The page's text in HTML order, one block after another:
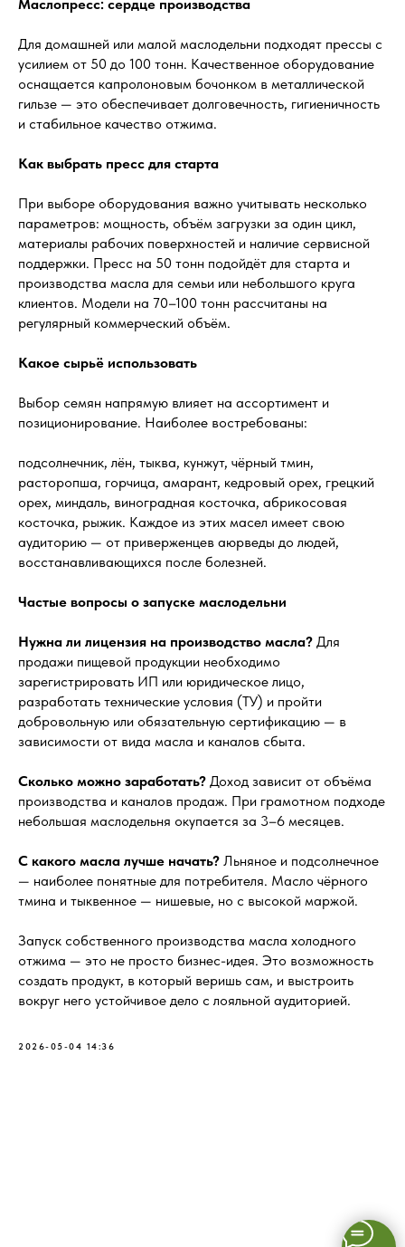
Маслопресс: сердце производства
Для домашней или малой маслодельни подходят прессы с
усилием от 50 до 100 тонн. Качественное оборудование
оснащается капролоновым бочонком в металлической
гильзе — это обеспечивает долговечность, гигиеничность
и стабильное качество отжима.
Как выбрать пресс для старта
При выборе оборудования важно учитывать несколько
параметров: мощность, объём загрузки за один цикл,
материалы рабочих поверхностей и наличие сервисной
поддержки. Пресс на 50 тонн подойдёт для старта и
производства масла для семьи или небольшого круга
клиентов. Модели на 70–100 тонн рассчитаны на
регулярный коммерческий объём.
Какое сырьё использовать
Выбор семян напрямую влияет на ассортимент и
позиционирование. Наиболее востребованы:
подсолнечник, лён, тыква, кунжут, чёрный тмин,
расторопша, горчица, амарант, кедровый орех, грецкий
орех, миндаль, виноградная косточка, абрикосовая
косточка, рыжик. Каждое из этих масел имеет свою
аудиторию — от приверженцев аюрведы до людей,
восстанавливающихся после болезней.
Частые вопросы о запуске маслодельни
Нужна ли лицензия на производство масла? Для
продажи пищевой продукции необходимо
зарегистрировать ИП или юридическое лицо,
разработать технические условия (ТУ) и пройти
добровольную или обязательную сертификацию — в
зависимости от вида масла и каналов сбыта.
Сколько можно заработать? Доход зависит от объёма
производства и каналов продаж. При грамотном подходе
небольшая маслодельня окупается за 3–6 месяцев.
С какого масла лучше начать? Льняное и подсолнечное
— наиболее понятные для потребителя. Масло чёрного
тмина и тыквенное — нишевые, но с высокой маржой.
Запуск собственного производства масла холодного
отжима — это не просто бизнес-идея. Это возможность
создать продукт, в который веришь сам, и выстроить
вокруг него устойчивое дело с лояльной аудиторией.
2026-05-04 14:36